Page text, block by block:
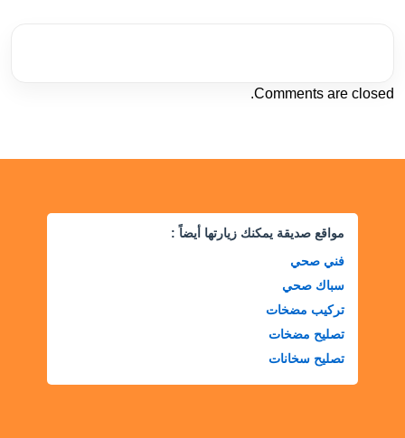
Comments are closed.
مواقع صديقة يمكنك زيارتها أيضاً :
فني صحي
سباك صحي
تركيب مضخات
تصليح مضخات
تصليح سخانات